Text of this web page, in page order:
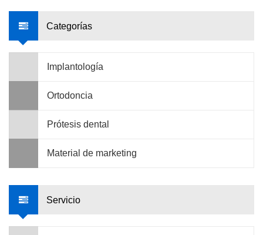
Categorías
Implantología
Ortodoncia
Prótesis dental
Material de marketing
Servicio